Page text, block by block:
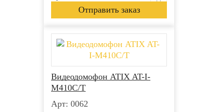
Видеодомофон ATIX AT-I-
М410C/T
Арт: 0062